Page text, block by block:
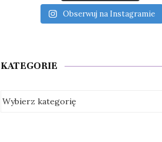
Obserwuj na Instagramie
KATEGORIE